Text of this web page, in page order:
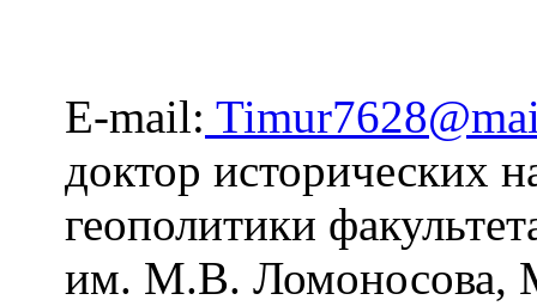
E-mail:
доктор исторических
геополитики
им. М.В. Ломоносова,